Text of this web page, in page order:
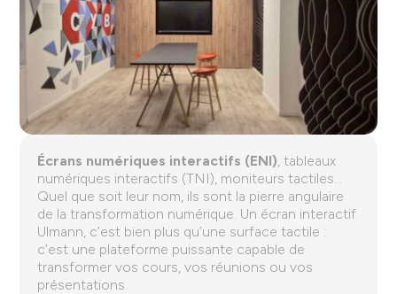
Écrans numériques interactifs (ENI), tableaux
numériques interactifs (TNI), moniteurs tactiles…
Quel que soit leur nom, ils sont la pierre angulaire
de la transformation numérique. Un écran interactif
Ulmann, c’est bien plus qu’une surface tactile :
c’est une plateforme puissante capable de
transformer vos cours, vos réunions ou vos
présentations.